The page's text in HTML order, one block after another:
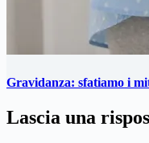
Gravidanza: sfatiamo i
Lascia una